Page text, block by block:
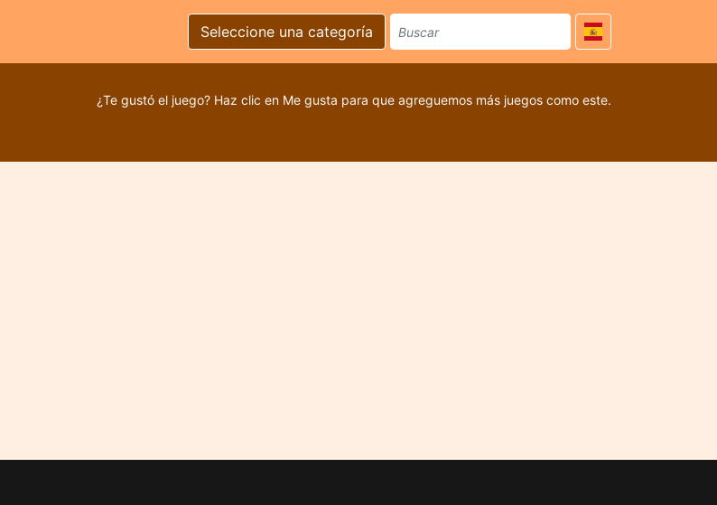
Seleccione una categoría
¿Te gustó el juego? Haz clic en Me gusta para que agreguemos más juegos como este.